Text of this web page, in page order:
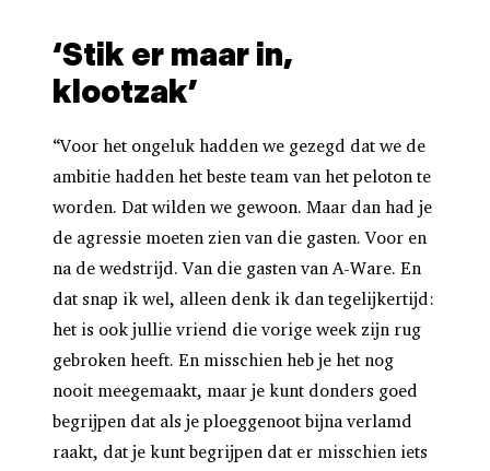
‘Stik er maar in,
klootzak’
“Voor het ongeluk hadden we gezegd dat we de
ambitie hadden het beste team van het peloton te
worden. Dat wilden we gewoon. Maar dan had je
de agressie moeten zien van die gasten. Voor en
na de wedstrijd. Van die gasten van A-Ware. En
dat snap ik wel, alleen denk ik dan tegelijkertijd:
het is ook jullie vriend die vorige week zijn rug
gebroken heeft. En misschien heb je het nog
nooit meegemaakt, maar je kunt donders goed
begrijpen dat als je ploeggenoot bijna verlamd
raakt, dat je kunt begrijpen dat er misschien iets